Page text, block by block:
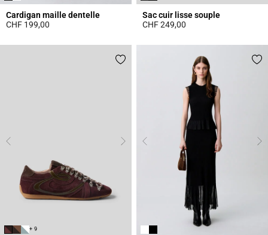
Cardigan maille dentelle
CHF 199,00
Sac cuir lisse souple
CHF 249,00
+ 9